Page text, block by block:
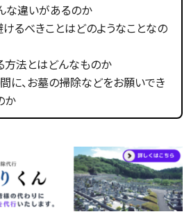
な違いがあるのか
るべきことはどのようなことなの
方法とはどんなものか
に、お墓の掃除などをお願いでき
か